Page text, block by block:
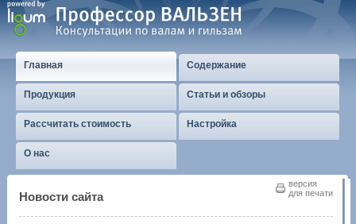
Главная Содержание
Продукция Статьи и обзоры
Рассчитать стоимость Настройка
О нас
версия
для печати
Новости сайта